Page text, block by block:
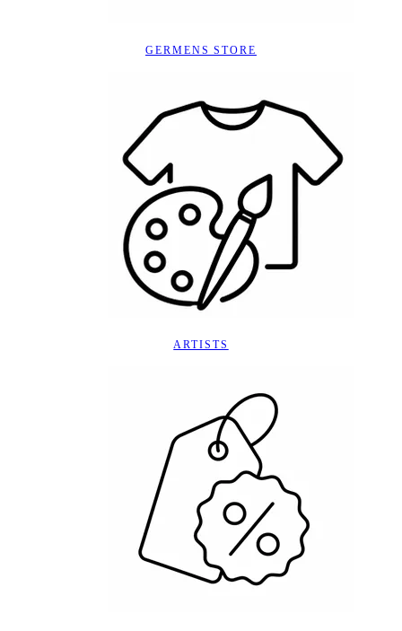
GERMENS STORE
ARTISTS